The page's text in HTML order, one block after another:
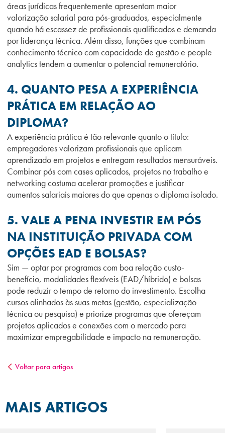
áreas jurídicas frequentemente apresentam maior
valorização salarial para pós-graduados, especialmente
quando há escassez de profissionais qualificados e demanda
por liderança técnica. Além disso, funções que combinam
conhecimento técnico com capacidade de gestão e people
analytics tendem a aumentar o potencial remuneratório.
4. QUANTO PESA A EXPERIÊNCIA
PRÁTICA EM RELAÇÃO AO
DIPLOMA?
A experiência prática é tão relevante quanto o título:
empregadores valorizam profissionais que aplicam
aprendizado em projetos e entregam resultados mensuráveis.
Combinar pós com cases aplicados, projetos no trabalho e
networking costuma acelerar promoções e justificar
aumentos salariais maiores do que apenas o diploma isolado.
5. VALE A PENA INVESTIR EM PÓS
NA INSTITUIÇÃO PRIVADA COM
OPÇÕES EAD E BOLSAS?
Sim — optar por programas com boa relação custo-
benefício, modalidades flexíveis (EAD/híbrido) e bolsas
pode reduzir o tempo de retorno do investimento. Escolha
cursos alinhados às suas metas (gestão, especialização
técnica ou pesquisa) e priorize programas que ofereçam
projetos aplicados e conexões com o mercado para
maximizar empregabilidade e impacto na remuneração.
Voltar para artigos
MAIS ARTIGOS